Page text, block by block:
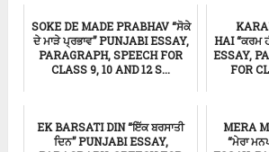
SOKE DE MADE PRABHAV “ਸੋਕੇ
ਦੇ ਮਾੜੇ ਪ੍ਰਭਾਵ” PUNJABI ESSAY,
PARAGRAPH, SPEECH FOR
CLASS 9, 10 AND 12 S...
HAI “ਕਰਮ
ESSAY,
FOR
EK BARSATI DIN “ਇੱਕ ਬਰਸਾਤੀ
ਦਿਨ” PUNJABI ESSAY,
MERA
“ਮੇਰਾ